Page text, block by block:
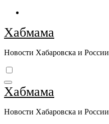
Перейти
содержимому
Хабмама
Новости Хабаровска и России
Хабмама
Новости Хабаровска и России